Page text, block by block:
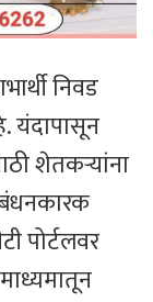
निवड
यंदापासून
शेतकऱ्यांना
पोर्टलवर